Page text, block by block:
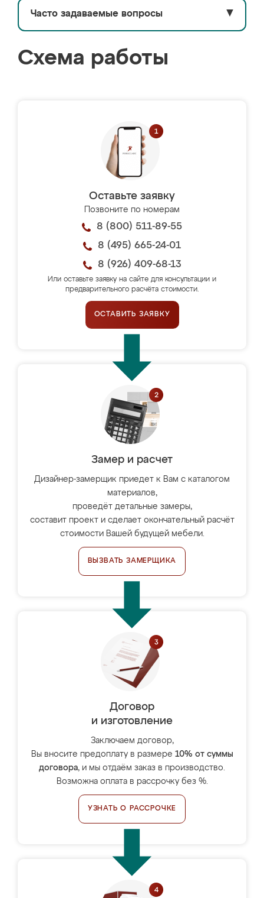
Часто задаваемые вопросы ▼
Схема работы
Оставьте заявку
Позвоните по номерам
8 (800) 511-89-55
8 (495) 665-24-01
8 (926) 409-68-13
Или оставьте заявку на сайте для консультации и
предварительного расчёта стоимости.
ОСТАВИТЬ ЗАЯВКУ
Замер и расчет
Дизайнер-замерщик приедет к Вам с каталогом
материалов,
проведёт детальные замеры,
составит проект и сделает окончательный расчёт
стоимости Вашей будущей мебели.
ВЫЗВАТЬ ЗАМЕРЩИКА
Договор
и изготовление
Заключаем договор,
Вы вносите предоплату в размере 10% от суммы
договора, и мы отдаём заказ в производство.
Возможна оплата в рассрочку без %.
УЗНАТЬ О РАССРОЧКЕ